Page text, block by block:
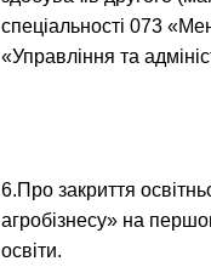
спеціальності 073
«Управління та
6.Про закриття
агробізнесу» на
освіти.